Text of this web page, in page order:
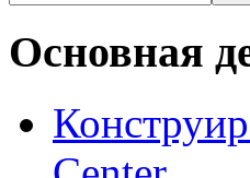
Основная